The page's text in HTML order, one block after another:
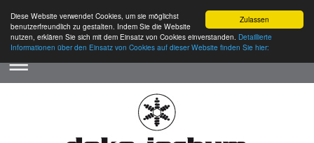
Zulassen
Diese Website verwendet Cookies, um sie möglichst
benutzerfreundlich zu gestalten. Indem Sie die Website
nutzen, erklären Sie sich mit dem Einsatz von Cookies einverstanden. Detaillierte
Informationen über den Einsatz von Cookies auf dieser Website finden Sie hier: